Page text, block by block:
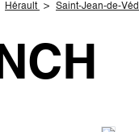
Hérault Saint-Jean-de-